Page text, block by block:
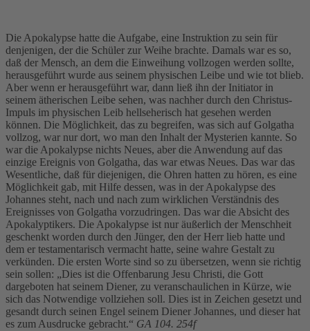
Die Apokalypse hatte die Aufgabe, eine Instruktion zu sein für
denjenigen, der die Schüler zur Weihe brachte. Damals war es so,
daß der Mensch, an dem die Einweihung vollzogen werden sollte,
herausgeführt wurde aus seinem physischen Leibe und wie tot blieb.
Aber wenn er herausgeführt war, dann ließ ihn der Initiator in
seinem ätherischen Leibe sehen, was nachher durch den Christus-
Impuls im physischen Leib hellseherisch hat gesehen werden
können. Die Möglichkeit, das zu begreifen, was sich auf Golgatha
vollzog, war nur dort, wo man den Inhalt der Mysterien kannte. So
war die Apokalypse nichts Neues, aber die Anwendung auf das
einzige Ereignis von Golgatha, das war etwas Neues. Das war das
Wesentliche, daß für diejenigen, die Ohren hatten zu hören, es eine
Möglichkeit gab, mit Hilfe dessen, was in der Apokalypse des
Johannes steht, nach und nach zum wirklichen Verständnis des
Ereignisses von Golgatha vorzudringen. Das war die Absicht des
Apokalyptikers. Die Apokalypse ist nur äußerlich der Menschheit
geschenkt worden durch den Jünger, den der Herr lieb hatte und
dem er testamentarisch vermacht hatte, seine wahre Gestalt zu
verkünden. Die ersten Worte sind so zu übersetzen, wenn sie richtig
sein sollen: „Dies ist die Offenbarung Jesu Christi, die Gott
dargeboten hat seinem Diener, zu veranschaulichen in Kürze, wie
sich das Notwendige vollziehen soll. Dies ist in Zeichen gesetzt und
gesandt durch seinen Engel seinem Diener Johannes, und dieser hat
es zum Ausdrucke gebracht.“ GA 104. 254f